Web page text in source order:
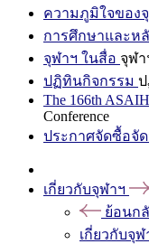
ความภูมิใจของ
การศึกษาและห
จุฬาฯ ในสื่อ จุฬา
ปฏิทินกิจกรรม
The 166th
Conference
ประกาศจัดซื้อจัด
เกี่ยวกับจุฬาฯ
ย้อนก
เกี่ยวกับจุฬ